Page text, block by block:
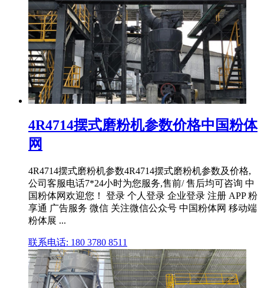
4R4714摆式磨粉机参数价格中国粉体
网
4R4714摆式磨粉机参数4R4714摆式磨粉机参数及价格,
公司客服电话7*24小时为您服务,售前/ 售后均可咨询 中
国粉体网欢迎您！ 登录 个人登录 企业登录 注册 APP 粉
享通 广告服务 微信 关注微信公众号 中国粉体网 移动端
粉体展 ...
联系电话: 180 3780 8511